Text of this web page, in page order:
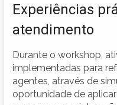
Experiências
atendimento
Durante o workshop,
implementadas para
agentes, através de
oportunidade de